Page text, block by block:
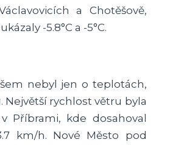
a Chotěšově,
-5.8°C a -5°C.
nebyl jen o teplotách,
Největší rychlost větru byla
Příbrami, kde dosahoval
km/h. Nové Město pod